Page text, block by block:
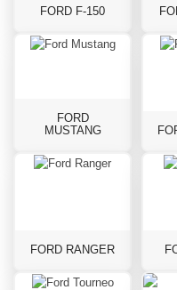
FORD F-150
FORD
MUSTANG
FORD RANGER